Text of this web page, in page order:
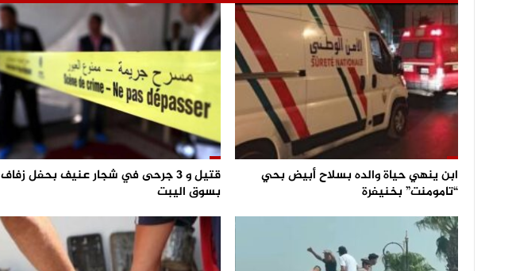
ابن ينهي حياة والده بسلاح أبيض بحي
“تامومنت” بخنيفرة
قتيل و 3 جرحى في شجار عنيف بحفل زفاف
بسوق اليبت